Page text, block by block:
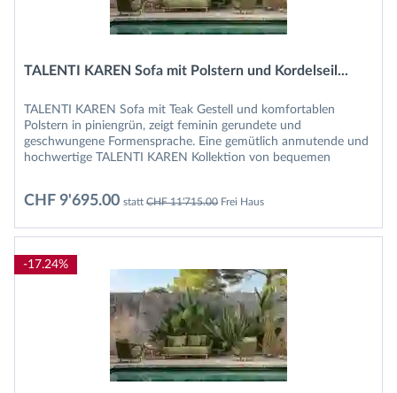
TALENTI KAREN Sofa mit Polstern und Kordelseil...
TALENTI KAREN Sofa mit Teak Gestell und komfortablen
Polstern in piniengrün, zeigt feminin gerundete und
geschwungene Formensprache. Eine gemütlich anmutende und
hochwertige TALENTI KAREN Kollektion von bequemen
CHF 9'695.00 stattCHF 11'715.00Frei Haus
-17.24%